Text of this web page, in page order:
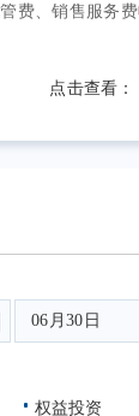
主义抬头、
币、产业、
升向好根基
稳步推动高
中证芯片产
代科技产业
调的“加快
质生产力”
费、销售服务
点击查看：
06月30日
权益投资